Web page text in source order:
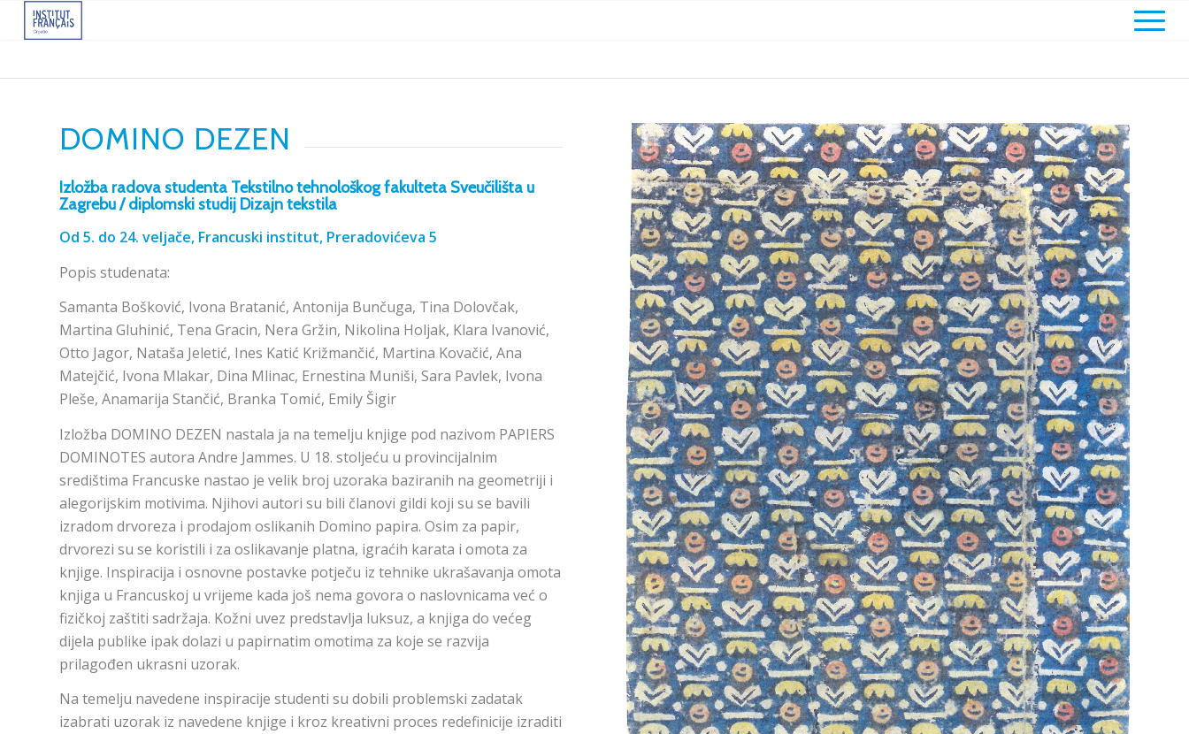
DOMINO DEZEN
Izložba radova studenta Tekstilno tehnološkog fakulteta Sveučilišta u
Zagrebu / diplomski studij Dizajn tekstila
Od 5. do 24. veljače, Francuski institut, Preradovićeva 5
Popis studenata:
Samanta Bošković, Ivona Bratanić, Antonija Bunčuga, Tina Dolovčak,
Martina Gluhinić, Tena Gracin, Nera Gržin, Nikolina Holjak, Klara Ivanović,
Otto Jagor, Nataša Jeletić, Ines Katić Križmančić, Martina Kovačić, Ana
Matejčić, Ivona Mlakar, Dina Mlinac, Ernestina Muniši, Sara Pavlek, Ivona
Pleše, Anamarija Stančić, Branka Tomić, Emily Šigir
Izložba DOMINO DEZEN nastala ja na temelju knjige pod nazivom PAPIERS
DOMINOTES autora Andre Jammes. U 18. stoljeću u provincijalnim
središtima Francuske nastao je velik broj uzoraka baziranih na geometriji i
alegorijskim motivima. Njihovi autori su bili članovi gildi koji su se bavili
izradom drvoreza i prodajom oslikanih Domino papira. Osim za papir,
drvorezi su se koristili i za oslikavanje platna, igraćih karata i omota za
knjige. Inspiracija i osnovne postavke potječu iz tehnike ukrašavanja omota
knjiga u Francuskoj u vrijeme kada još nema govora o naslovnicama već o
fizičkoj zaštiti sadržaja. Kožni uvez predstavlja luksuz, a knjiga do većeg
dijela publike ipak dolazi u papirnatim omotima za koje se razvija
prilagođen ukrasni uzorak.
Na temelju navedene inspiracije studenti su dobili problemski zadatak
izabrati uzorak iz navedene knjige i kroz kreativni proces redefinicije izraditi